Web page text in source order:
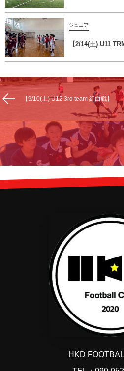
ジュニア
【2/14(土) U11
【9/10(土) U12 3rd team 紅白戦】
HKD